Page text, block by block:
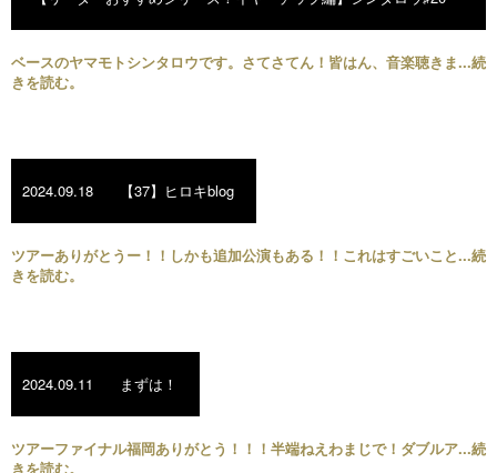
ベースのヤマモトシンタロウです。さてさてん！皆はん、音楽聴きま...続
きを読む。
2024.09.18 【37】ヒロキblog
ツアーありがとうー！！しかも追加公演もある！！これはすごいこと...続
きを読む。
2024.09.11 まずは！
ツアーファイナル福岡ありがとう！！！半端ねえわまじで！ダブルア...続
きを読む。